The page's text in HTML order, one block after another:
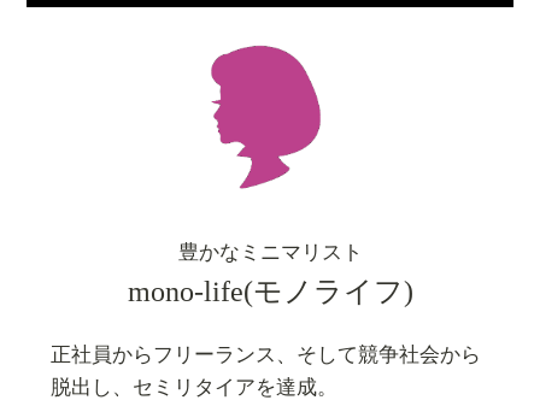
豊かなミニマリスト
mono-life(モノライフ)
正社員からフリーランス、そして競争社会から
脱出し、セミリタイアを達成。